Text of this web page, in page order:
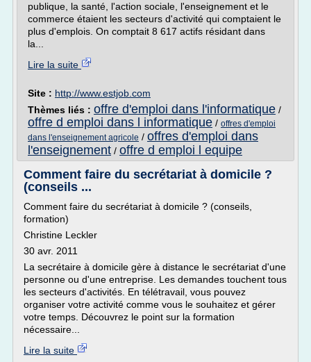
publique, la santé, l'action sociale, l'enseignement et le
commerce étaient les secteurs d'activité qui comptaient le
plus d'emplois. On comptait 8 617 actifs résidant dans
la...
Lire la suite
Site : http://www.estjob.com
Thèmes liés : offre d'emploi dans l'informatique /
offre d emploi dans l informatique / offres d'emploi
dans l'enseignement agricole / offres d'emploi dans
l'enseignement / offre d emploi l equipe
Comment faire du secrétariat à domicile ?
(conseils ...
Comment faire du secrétariat à domicile ? (conseils,
formation)
Christine Leckler
30 avr. 2011
La secrétaire à domicile gère à distance le secrétariat d'une
personne ou d'une entreprise. Les demandes touchent tous
les secteurs d'activités. En télétravail, vous pouvez
organiser votre activité comme vous le souhaitez et gérer
votre temps. Découvrez le point sur la formation
nécessaire...
Lire la suite